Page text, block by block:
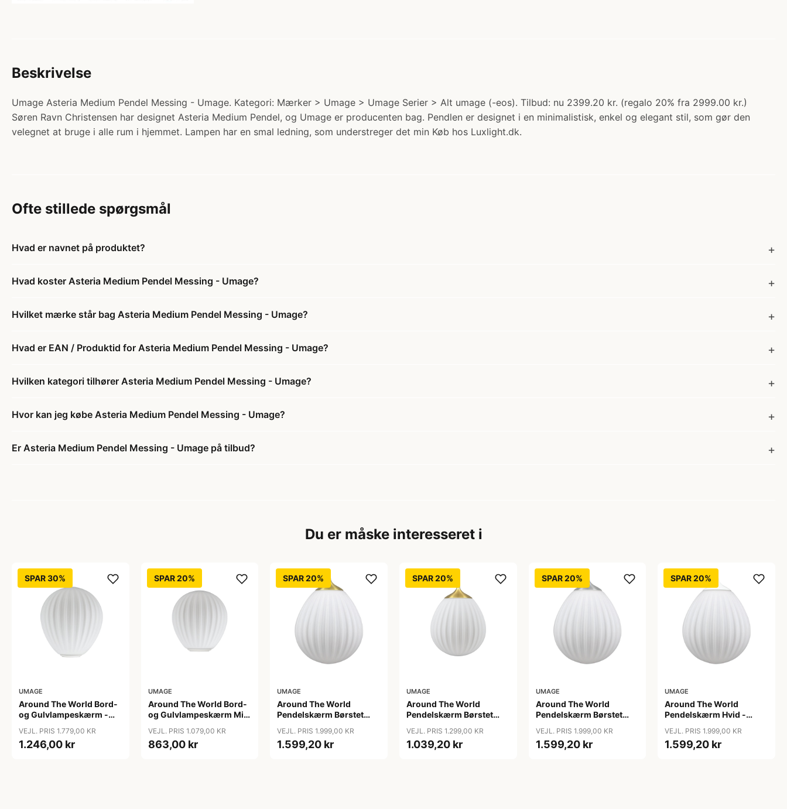
Beskrivelse
Umage Asteria Medium Pendel Messing - Umage. Kategori: Mærker > Umage > Umage Serier > Alt umage (-eos). Tilbud: nu 2399.20 kr. (regalo 20% fra 2999.00 kr.)
Søren Ravn Christensen har designet Asteria Medium Pendel, og Umage er producenten bag. Pendlen er designet i en minimalistisk, enkel og elegant stil, som gør den
velegnet at bruge i alle rum i hjemmet. Lampen har en smal ledning, som understreger det min Køb hos Luxlight.dk.
Ofte stillede spørgsmål
Hvad er navnet på produktet?
Hvad koster Asteria Medium Pendel Messing - Umage?
Hvilket mærke står bag Asteria Medium Pendel Messing - Umage?
Hvad er EAN / Produktid for Asteria Medium Pendel Messing - Umage?
Hvilken kategori tilhører Asteria Medium Pendel Messing - Umage?
Hvor kan jeg købe Asteria Medium Pendel Messing - Umage?
Er Asteria Medium Pendel Messing - Umage på tilbud?
Du er måske interesseret i
SPAR 30%
UMAGE
Around The World Bord-
og Gulvlampeskærm -
haves
VEJL. PRIS 1.779,00 KR
1.246,00 kr
SPAR 20%
UMAGE
Around The World Bord-
og Gulvlampeskærm Mini
VEJL. PRIS 1.079,00 KR
863,00 kr
SPAR 20%
UMAGE
Around The World
Pendelskærm Børstet
VEJL. PRIS 1.999,00 KR
1.599,20 kr
SPAR 20%
UMAGE
Around The World
Pendelskærm Børstet
VEJL. PRIS 1.299,00 KR
1.039,20 kr
SPAR 20%
UMAGE
Around The World
Pendelskærm Børstet
VEJL. PRIS 1.999,00 KR
1.599,20 kr
SPAR 20%
UMAGE
Around The World
Pendelskærm Hvid -
VEJL. PRIS 1.999,00 KR
1.599,20 kr